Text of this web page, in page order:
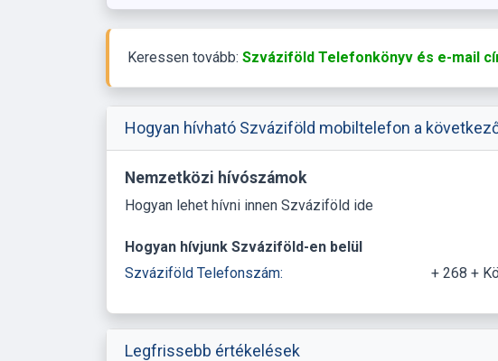
Keressen tovább: Szváziföld Telefonkönyv és e-mail
Hogyan hívható Szváziföld mobiltelefon a
Nemzetközi hívószámok
Hogyan lehet hívni innen Szváziföld ide
Hogyan hívjunk Szváziföld-en belül
Szváziföld Telefonszám:
+ 268 +
Legfrissebb értékelések